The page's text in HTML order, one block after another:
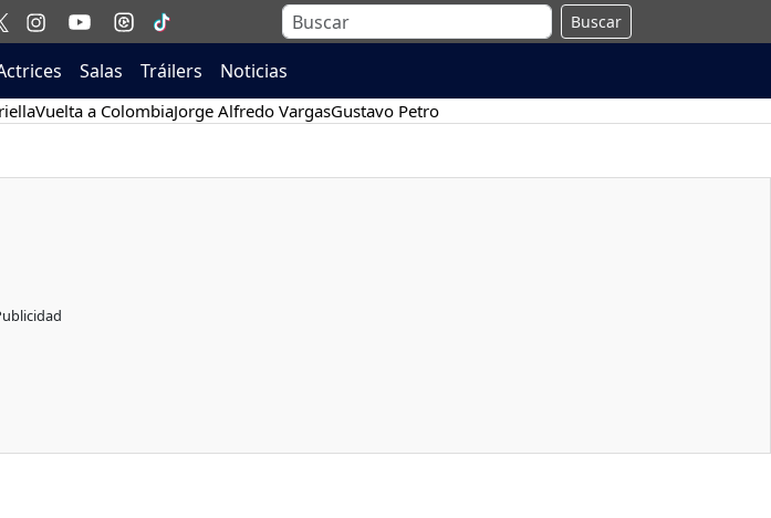
Buscar
Salas Tráilers Noticias
Vuelta a ColombiaJorge Alfredo VargasGustavo Petro